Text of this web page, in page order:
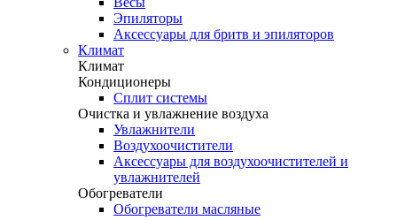
Эпиляторы
Аксессуары для бритв и эпиляторов
Климат
Климат
Кондиционеры
Сплит системы
Очистка и увлажнение воздуха
Увлажнители
Воздухоочистители
Аксессуары для воздухоочистителей и
увлажнителей
Обогреватели
Обогреватели масляные